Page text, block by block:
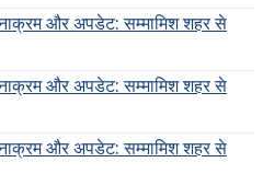
और अपडेट: सम्मामिश शहर से
और अपडेट: सम्मामिश शहर से
और अपडेट: सम्मामिश शहर से